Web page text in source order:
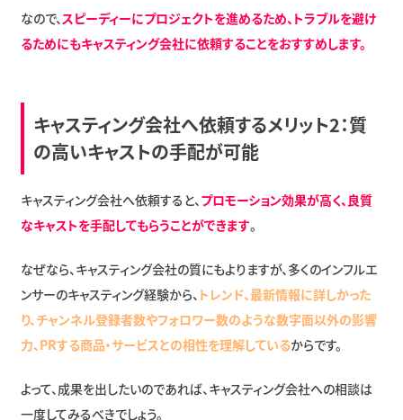
なので、 スピーディーにプロジェクトを進めるため、トラブルを避け
るためにもキャスティング会社に依頼することをおすすめします。
キャスティング会社へ依頼するメリット2：質
の高いキャストの手配が可能
キャスティング会社へ依頼すると、 プロモーション効果が高く、良質
なキャストを手配してもらうことができます。
なぜなら、キャスティング会社の質にもよりますが、多くのインフルエ
ンサーのキャスティング経験から、 トレンド、最新情報に詳しかった
り、チャンネル登録者数やフォロワー数のような数字面以外の影響
力、PRする商品・サービスとの相性を理解しているからです。
よって、成果を出したいのであれば、キャスティング会社への相談は
一度してみるべきでしょう。